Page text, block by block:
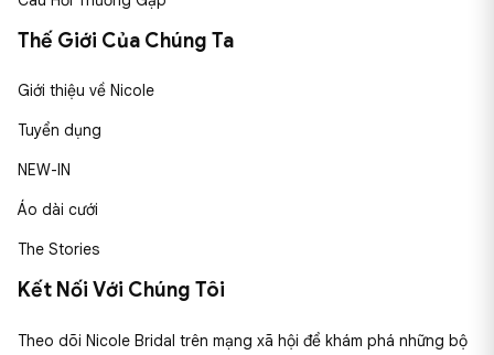
Thế Giới Của Chúng Ta
Giới thiệu về Nicole
Tuyển dụng
NEW-IN
Áo dài cưới
The Stories
Kết Nối Với Chúng Tôi
Theo dõi Nicole Bridal trên mạng xã hội để khám phá những bộ